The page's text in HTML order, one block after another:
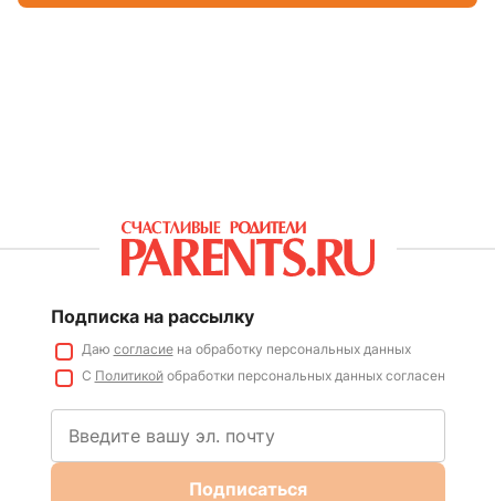
Подписка на рассылку
Даю согласиена обработку персональных данных
С Политикойобработки персональных данных согласен
Подписаться